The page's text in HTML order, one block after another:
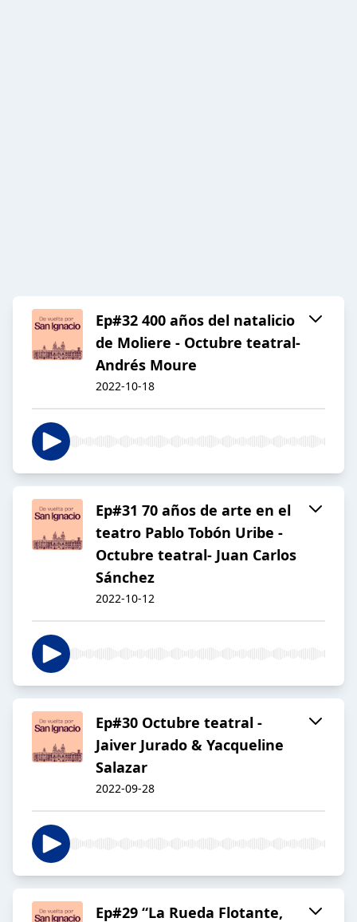
Ep#32 400 años del natalicio
de Moliere - Octubre teatral-
Andrés Moure
2022-10-18
Ep#31 70 años de arte en el
teatro Pablo Tobón Uribe -
Octubre teatral- Juan Carlos
Sánchez
2022-10-12
Ep#30 Octubre teatral -
Jaiver Jurado & Yacqueline
Salazar
2022-09-28
Ep#29 “La Rueda Flotante,